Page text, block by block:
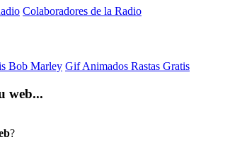
Colaboradores de la Radio
Bob Marley Gif Animados Rastas Gratis
web...
?